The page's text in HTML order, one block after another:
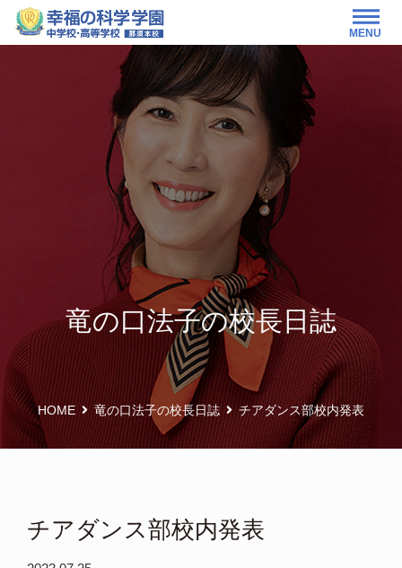
MENU
竜の口法子の校長日誌
HOME 竜の口法子の校長日誌 チアダンス部校内発表
チアダンス部校内発表